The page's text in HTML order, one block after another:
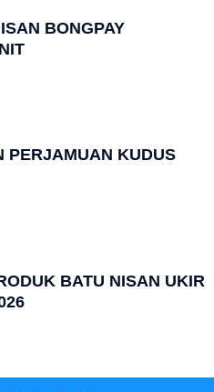
BONGPAY
PERJAMUAN KUDUS
BATU NISAN UKIR